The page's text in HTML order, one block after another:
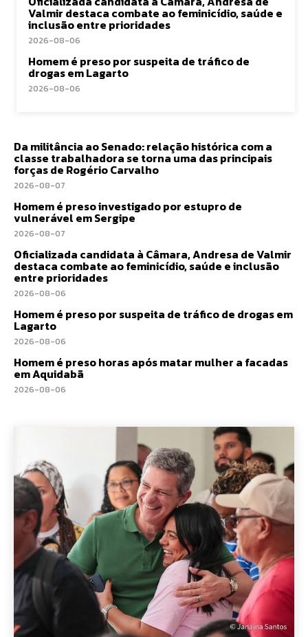
Valmir destaca combate ao feminicídio, saúde e
inclusão entre prioridades
2026-08-06
Homem é preso por suspeita de tráfico de
drogas em Lagarto
2026-08-06
Da militância ao Senado: relação histórica com a
classe trabalhadora se torna uma das principais
forças de Rogério Carvalho
2026-08-07
Homem é preso investigado por estupro de
vulnerável em Sergipe
2026-08-07
Oficializada candidata à Câmara, Andresa de Valmir
destaca combate ao feminicídio, saúde e inclusão
entre prioridades
2026-08-06
Homem é preso por suspeita de tráfico de drogas em
Lagarto
2026-08-06
Homem é preso horas após matar mulher a facadas
em Aquidabã
2026-08-06